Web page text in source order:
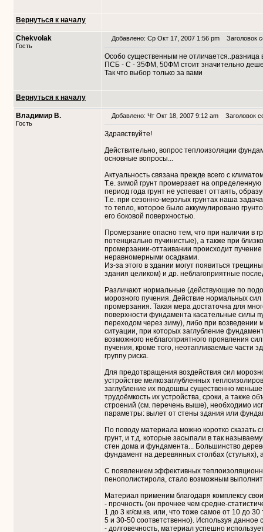
Вернуться к началу
Chekvolak
Гость
Добавлено: Ср Окт 17, 2007 1:56 pm Заголовок
Особо существенным не отличается..разница
ПСБ - С - 35ФМ, 50ФМ стоит значительно
Так что выбор только за вами
Вернуться к началу
Владимир В.
Гость
Добавлено: Чт Окт 18, 2007 9:12 am Заголовок
Здравствуйте!
Действительно, вопрос теплоизоляции
основные вопросы...
Актуальность связана прежде всего с
Т.е. зимой грунт промерзает на
период года грунт не успевает оттаять,
Т.е. при сезонно-мерзлых грунтах наша
то тепло, которое было аккумулировано
его боковой поверхностью.
Промерзание опасно тем, что при наличии в
потенциально пучинистые), а также при
промерзании-оттаивании происходит
неравномерными осадками.
Из-за этого в здании могут появиться
здания целиком) и др. неблагоприятные
Различают нормальные (действующие по
морозного пучения. Действие нормальных
промерзания. Такая мера достаточна для
поверхности фундамента касательные силы
переходом через зиму), либо при возведении
ситуации, при которых заглубление
возможного неблагоприятного проявления
пучения, кроме того, неотапливаемые части
группу риска.
Для предотвращения воздействия сил
устройстве мелкозаглубленных
заглубление их подошвы существенно
трудоёмкость их устройства, сроки, а также
строений (см. перечень выше), необходимо
параметры: вылет от стены здания или
По поводу материала можно коротко
грунт, и т.д. которые засыпали в так
стен дома и фундамента... Большинство
фундамент на деревянных столбах
С появлением эффективных
пенополистирола, стало возможным
Материал применим благодаря комплексу
- прочность (он прочнее чем средне-
1 до 3 кг/см.кв. или, что тоже самое от 10 до
5 и 30-50 соответственно). Используя
- долговечность, материал успешно